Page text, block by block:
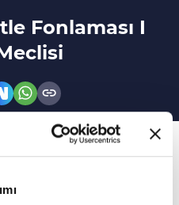
Fonlaması I
fonlaması